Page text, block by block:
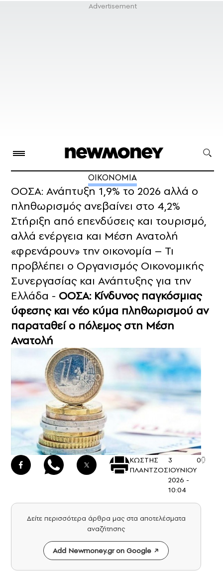
ΟΙΚΟΝΟΜΙΑ
ΟΟΣΑ: Ανάπτυξη 1,9% το 2026 αλλά ο
πληθωρισμός ανεβαίνει στο 4,2%
Στήριξη από επενδύσεις και τουρισμό,
αλλά ενέργεια και Μέση Ανατολή
«φρενάρουν» την οικονομία – Τι
προβλέπει ο Οργανισμός Οικονομικής
Συνεργασίας και Ανάπτυξης για την
Ελλάδα - ΟΟΣΑ: Κίνδυνος παγκόσμιας
ύφεσης και νέο κύμα πληθωρισμού αν
παραταθεί ο πόλεμος στη Μέση
Ανατολή
ΚΩΣΤΗΣ
ΠΛΑΝΤΖΟΣ
3
ΙΟΥΝΙΟΥ
2026 -
10:04
0
Δείτε περισσότερα άρθρα μας στα αποτελέσματα
αναζήτησης
Add Newmoney.gr on Google